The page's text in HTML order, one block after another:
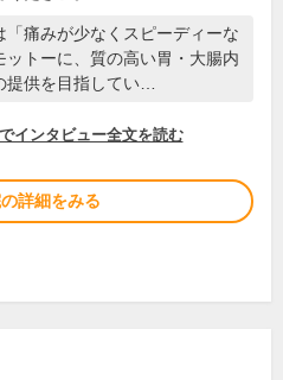
「痛みが少なくスピーディーな
ットーに、質の高い胃・大腸内
提供を目指してい…
でインタビュー全文を読む
詳細をみる